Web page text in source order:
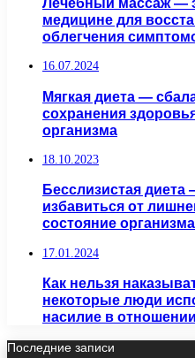
медицине для
облегчения
16.07.2024
Мягкая диета —
сохранения
организма
18.10.2023
Бесслизистая
избавиться от
состояние организма
17.01.2024
Как нельзя
некоторые люди
насилие в
Последние записи